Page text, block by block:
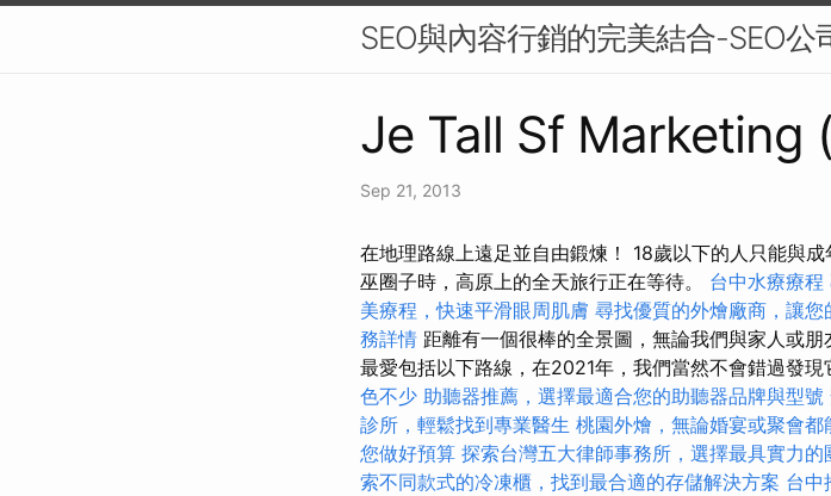
SEO與內容行銷的完美結合-SEO公
Je Tall Sf Marketing
Sep 21, 2013
在地理路線上遠足並自由鍛煉！ 18歲以下的人只能與成
巫圈子時，高原上的全天旅行正在等待。 台中水療療程
美療程，快速平滑眼周肌膚 尋找優質的外燴廠商，讓您
務詳情 距離有一個很棒的全景圖，無論我們與家人或朋
最愛包括以下路線，在2021年，我們當然不會錯過發現
色不少 助聽器推薦，選擇最適合您的助聽器品牌與型號
診所，輕鬆找到專業醫生 桃園外燴，無論婚宴或聚會都
您做好預算 探索台灣五大律師事務所，選擇最具實力的
索不同款式的冷凍櫃，找到最合適的存儲解決方案 台中